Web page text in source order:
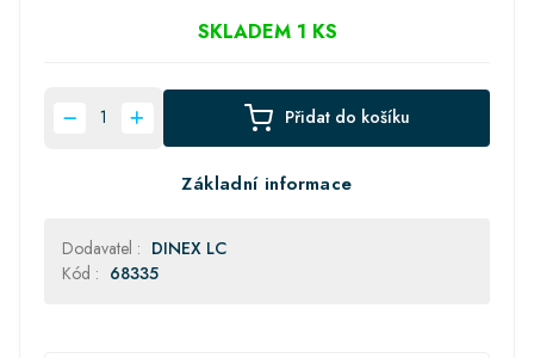
SKLADEM 1 KS
Přidat do košíku
Základní informace
Dodavatel : DINEX LC
Kód : 68335